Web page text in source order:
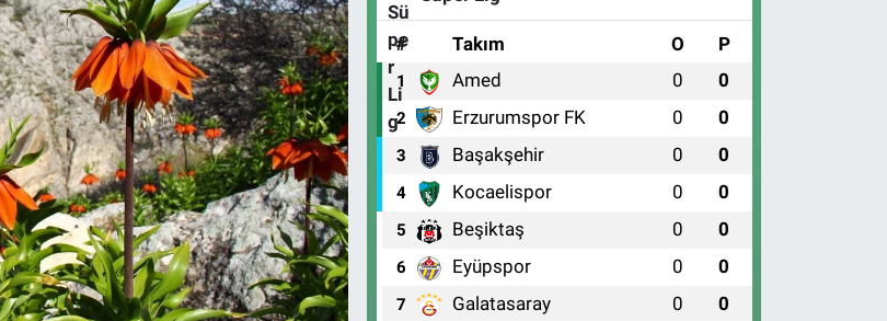
# Takım O P
1 Amed 0 0
2 Erzurumspor FK 0 0
3 Başakşehir 0 0
4 Kocaelispor 0 0
5 Beşiktaş 0 0
6 Eyüpspor 0 0
7 Galatasaray 0 0